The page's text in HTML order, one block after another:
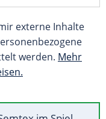
externe Inhalte
werden. Mehr